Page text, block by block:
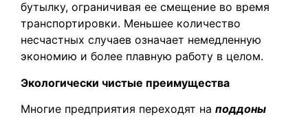
бутылку, ограничивая ее смещение во время
транспортировки. Меньшее количество
несчастных случаев означает немедленную
экономию и более плавную работу в целом.
Экологически чистые преимущества
Многие предприятия переходят на поддоны